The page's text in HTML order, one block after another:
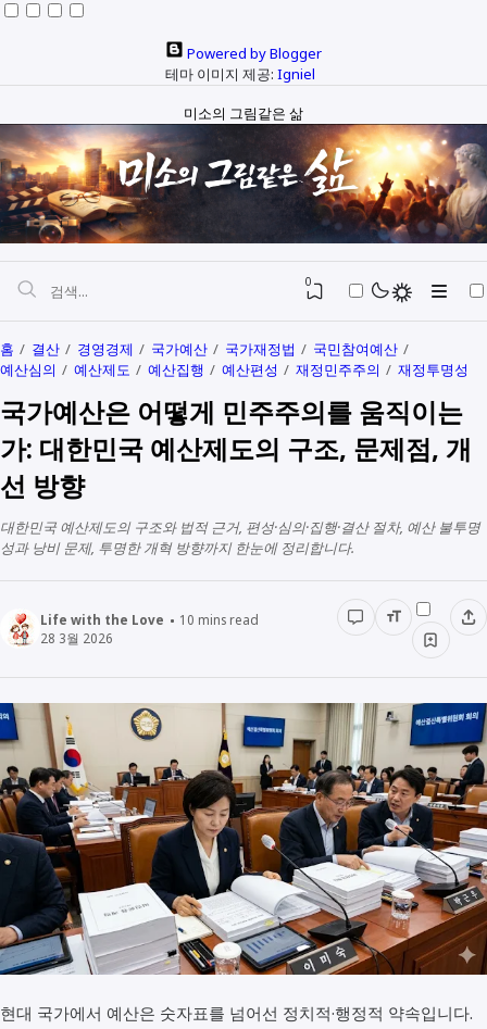
Powered by Blogger
테마 이미지 제공:Igniel
미소의 그림같은 삶
자본과 예산
정치와행정
다문화
인물정보
SEO
생활정보
생각해보기
전래동화
STUDY
책리뷰
0
홈 결산 경영경제 국가예산 국가재정법
국민참여예산
예산심의
예산제도 예산집행 예산편성 재정민주주의 재정투명성
국가예산은 어떻게 민주주의를 움직이는
가: 대한민국 예산제도의 구조, 문제점, 개
선 방향
대한민국 예산제도의 구조와 법적 근거, 편성·심의·집행·결산 절차, 예산 불투명
성과 낭비 문제, 투명한 개혁 방향까지 한눈에 정리합니다.
Life with the Love 10 mins read
28 3월 2026
현대 국가에서 예산은 숫자표를 넘어선 정치적·행정적 약속입니다.